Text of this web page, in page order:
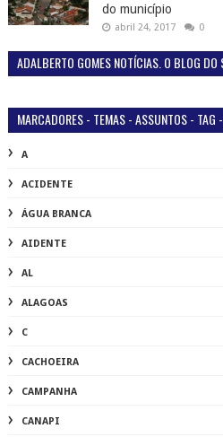
do município
abril 24, 2017 0
ADALBERTO GOMES NOTÍCIAS. O BLOG DO
MARCADORES - TEMAS - ASSUNTOS - TAG
A
ACIDENTE
ÁGUA BRANCA
AIDENTE
AL
ALAGOAS
C
CACHOEIRA
CAMPANHA
CANAPI